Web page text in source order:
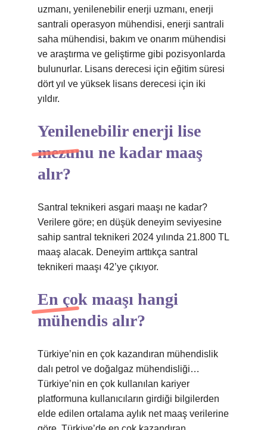
uzmanı, yenilenebilir enerji uzmanı, enerji
santrali operasyon mühendisi, enerji santrali
saha mühendisi, bakım ve onarım mühendisi
ve araştırma ve geliştirme gibi pozisyonlarda
bulunurlar. Lisans derecesi için eğitim süresi
dört yıl ve yüksek lisans derecesi için iki
yıldır.
Yenilenebilir enerji lise
mezunu ne kadar maaş
alır?
Santral teknikeri asgari maaşı ne kadar?
Verilere göre; en düşük deneyim seviyesine
sahip santral teknikeri 2024 yılında 21.800 TL
maaş alacak. Deneyim arttıkça santral
teknikeri maaşı 42’ye çıkıyor.
En çok maaşı hangi
mühendis alır?
Türkiye’nin en çok kazandıran mühendislik
dalı petrol ve doğalgaz mühendisliği…
Türkiye’nin en çok kullanılan kariyer
platformuna kullanıcıların girdiği bilgilerden
elde edilen ortalama aylık net maaş verilerine